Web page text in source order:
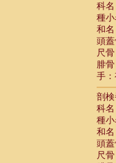
科
種小
和
頭
尺
腓
手
剖
科
種小
和
頭
尺